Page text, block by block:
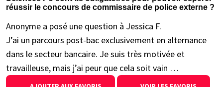
réussir le concours de commissaire de police externe ?
Anonyme a posé une question à Jessica F.
J’ai un parcours post-bac exclusivement en alternance
dans le secteur bancaire. Je suis très motivée et
travailleuse, mais j’ai peur que cela soit vain …